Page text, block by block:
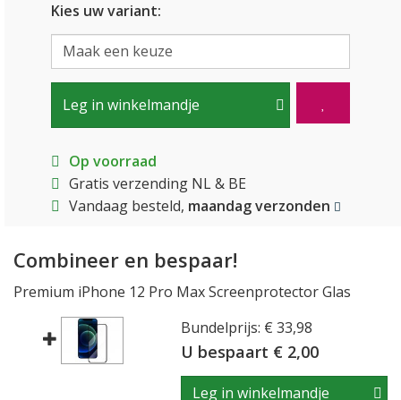
Kies uw variant:
Leg in winkelmandje
Op voorraad
Gratis verzending NL & BE
Vandaag besteld, maandag verzonden
Combineer en bespaar!
Premium iPhone 12 Pro Max Screenprotector Glas
Bundelprijs: € 33,98
U bespaart € 2,00
Leg in winkelmandje